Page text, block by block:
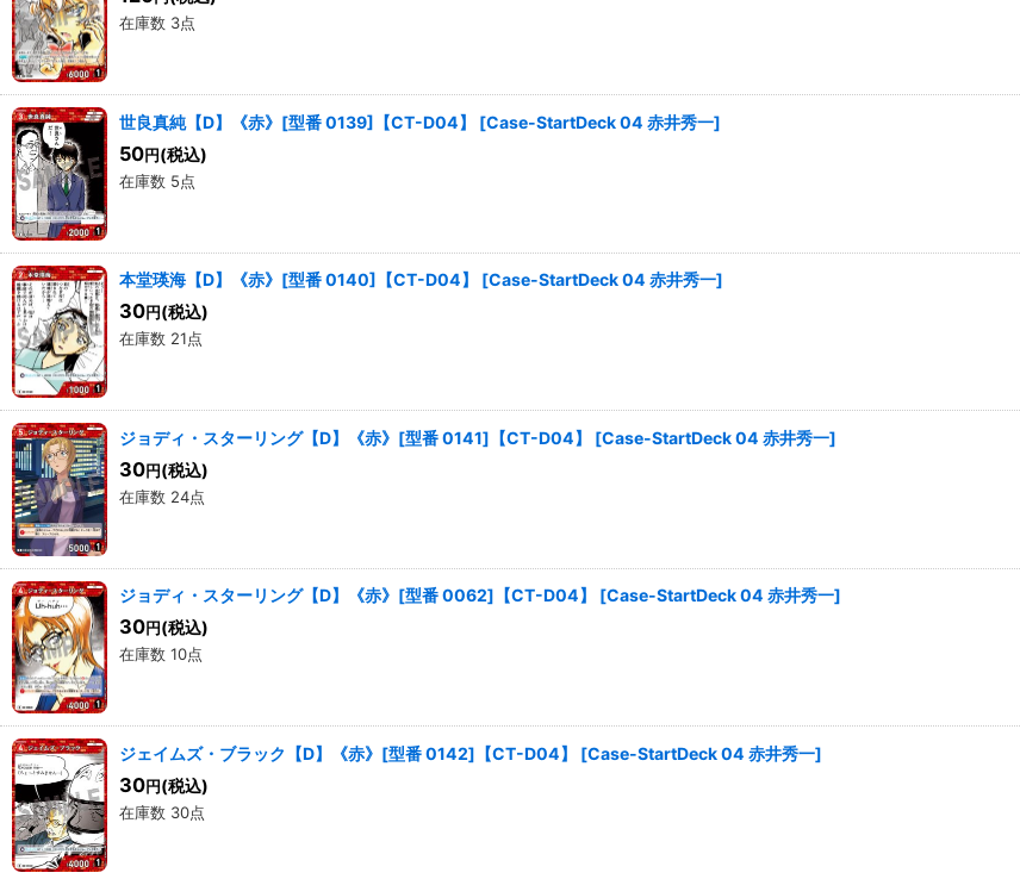
在庫数 3点
世良真純【D】《赤》[型番 0139]【CT-D04】 [Case-StartDeck 04 赤井秀一]
50円 (税込)
在庫数 5点
本堂瑛海【D】《赤》[型番 0140]【CT-D04】 [Case-StartDeck 04 赤井秀一]
30円 (税込)
在庫数 21点
ジョディ・スターリング【D】《赤》[型番 0141]【CT-D04】 [Case-StartDeck 04 赤井秀一]
30円 (税込)
在庫数 24点
ジョディ・スターリング【D】《赤》[型番 0062]【CT-D04】 [Case-StartDeck 04 赤井秀一]
30円 (税込)
在庫数 10点
ジェイムズ・ブラック【D】《赤》[型番 0142]【CT-D04】 [Case-StartDeck 04 赤井秀一]
30円 (税込)
在庫数 30点